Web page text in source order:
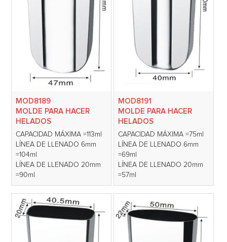
MOD8189
MOLDE PARA HACER
HELADOS
CAPACIDAD MÁXIMA =113ml
LÍNEA DE LLENADO 6mm
=104ml
LÍNEA DE LLENADO 20mm
=90ml
MOD8191
MOLDE PARA HACER
HELADOS
CAPACIDAD MÁXIMA =75ml
LÍNEA DE LLENADO 6mm
=69ml
LÍNEA DE LLENADO 20mm
=57ml